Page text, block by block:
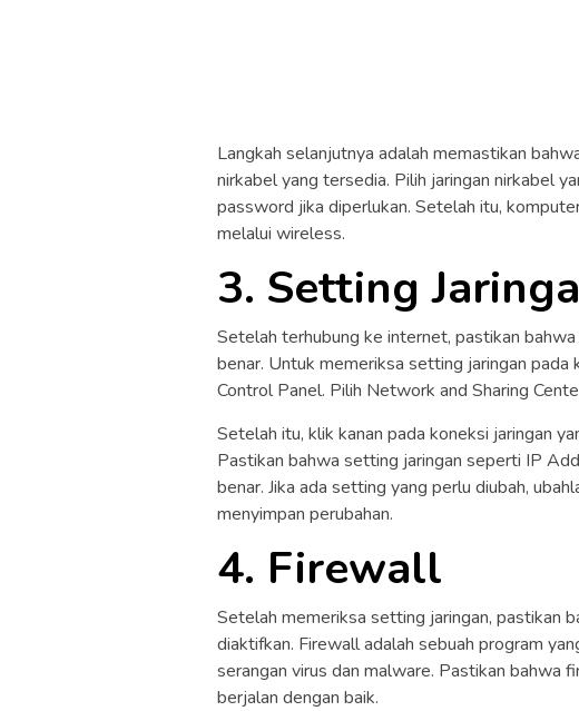
Langkah selanjutnya adalah memastikan
nirkabel yang tersedia. Pilih jaringan nirkabel
password jika diperlukan. Setelah itu,
melalui wireless.
3. Setting
Setelah terhubung ke internet, pastikan
benar. Untuk memeriksa setting jaringan
Control Panel. Pilih Network and Sharing
Setelah itu, klik kanan pada koneksi jaringan
Pastikan bahwa setting jaringan seperti IP
benar. Jika ada setting yang perlu diubah,
menyimpan perubahan.
4. Firewall
Setelah memeriksa setting jaringan, pastikan
diaktifkan. Firewall adalah sebuah program
serangan virus dan malware. Pastikan bahwa
berjalan dengan baik.